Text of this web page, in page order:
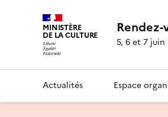
MINISTÈRE
DE LA CULTURE
5, 6 et 7 juin
Actualités Espace